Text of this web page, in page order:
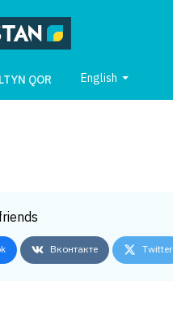
QOR English
Вконтакте Twitter